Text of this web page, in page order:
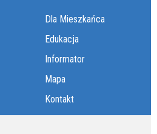
Dla Mieszkańca
Edukacja
Informator
Mapa
Kontakt